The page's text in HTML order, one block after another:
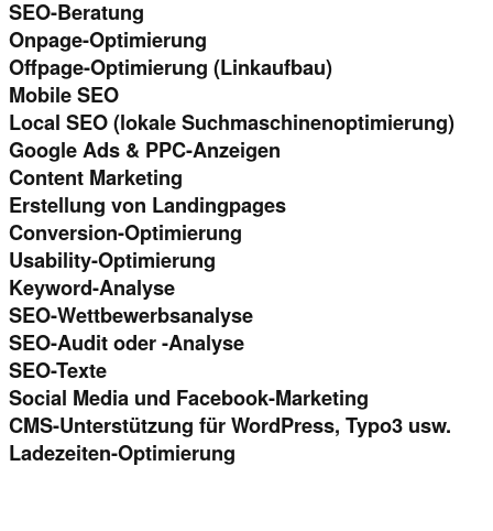
SEO-Beratung
Onpage-Optimierung
Offpage-Optimierung (Linkaufbau)
Mobile SEO
Local SEO (lokale Suchmaschinenoptimierung)
Google Ads & PPC-Anzeigen
Content Marketing
Erstellung von Landingpages
Conversion-Optimierung
Usability-Optimierung
Keyword-Analyse
SEO-Wettbewerbsanalyse
SEO-Audit oder -Analyse
SEO-Texte
Social Media und Facebook-Marketing
CMS-Unterstützung für WordPress, Typo3 usw.
Ladezeiten-Optimierung